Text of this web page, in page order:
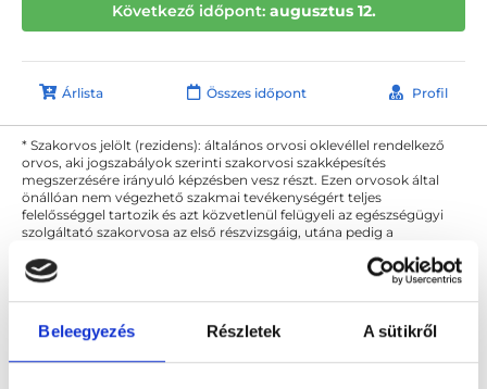
Beleegyezés Részletek A sütikről
Következő időpont: augusztus 12.
Árlista Összes időpont Profil
* Szakorvos jelölt (rezidens): általános orvosi oklevéllel rendelkező
orvos, aki jogszabályok szerinti szakorvosi szakképesítés
megszerzésére irányuló képzésben vesz részt. Ezen orvosok által
önállóan nem végezhető szakmai tevékenységért teljes
felelősséggel tartozik és azt közvetlenül felügyeli az egészségügyi
szolgáltató szakorvosa az első részvizsgáig, utána pedig a
felelősségét kizárja esetleges névazonosságért bármely szakorvos
és szakorvosjelölt esetén.
Főoldal Sebész